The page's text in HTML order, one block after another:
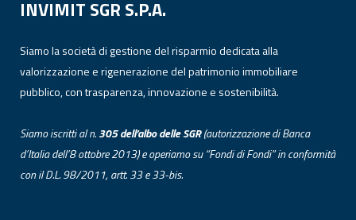
INVIMIT SGR S.P.A.
Siamo la società di gestione del risparmio dedicata alla
valorizzazione e rigenerazione del patrimonio immobiliare
pubblico, con trasparenza, innovazione e sostenibilità.
Siamo iscritti al n.305 dell’albodelleSGR(autorizzazione di Banca
d’Italia dell’8 ottobre 2013) e operiamo su “Fondi di Fondi” in conformità
con il D.L. 98/2011, artt. 33 e 33-bis.